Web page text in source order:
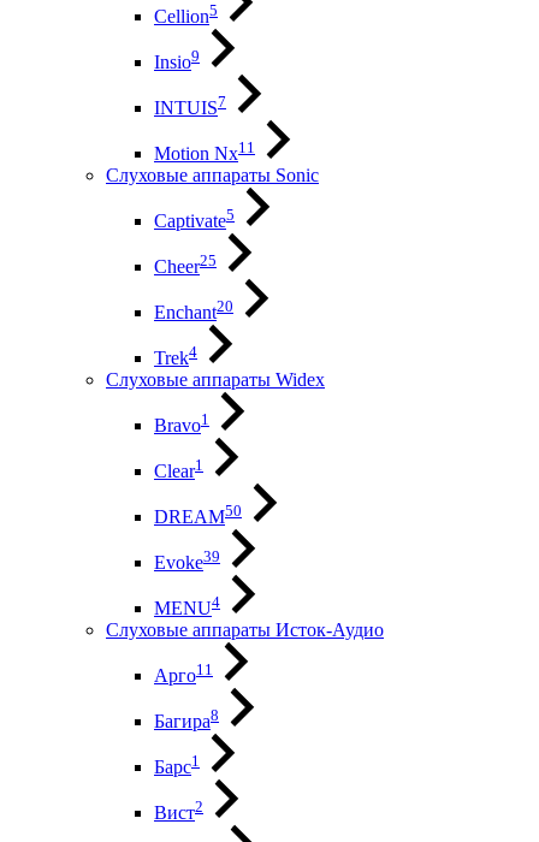
Cellion5
Insio9
INTUIS7
Motion Nx11
Слуховые аппараты Sonic
Captivate5
Cheer25
Enchant20
Trek4
Слуховые аппараты Widex
Bravo1
Clear1
DREAM50
Evoke39
MENU4
Слуховые аппараты Исток-Аудио
Арго11
Багира8
Барс1
Вист2